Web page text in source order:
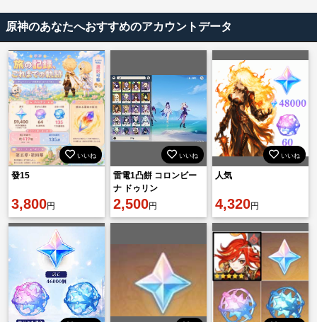
原神のあなたへおすすめのアカウントデータ
いいね
發15
3,800円
いいね
雷電1凸餅 コロンビー
ナ ドゥリン
2,500円
いいね
人気
4,320円